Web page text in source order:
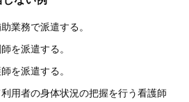
業務で派遣する。
を派遣する。
を派遣する。
用者の身体状況の把握を行う看護師